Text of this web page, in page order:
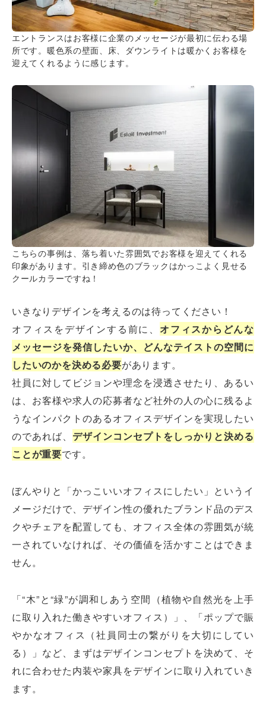
エントランスはお客様に企業のメッセージが最初に伝わる場
所です。暖色系の壁面、床、ダウンライトは暖かくお客様を
迎えてくれるように感じます。
こちらの事例は、落ち着いた雰囲気でお客様を迎えてくれる
印象があります。引き締め色のブラックはかっこよく見せる
クールカラーですね！
いきなりデザインを考えるのは待ってください！
オフィスをデザインする前に、 オフィスからどんな
メッセージを発信したいか、どんなテイストの空間に
したいのかを決める必要があります。
社員に対してビジョンや理念を浸透させたり、あるい
は、お客様や求人の応募者など社外の人の心に残るよ
うなインパクトのあるオフィスデザインを実現したい
のであれば、 デザインコンセプトをしっかりと決める
ことが重要です。
ぼんやりと「かっこいいオフィスにしたい」というイ
メージだけで、デザイン性の優れたブランド品のデス
クやチェアを配置しても、オフィス全体の雰囲気が統
一されていなければ、その価値を活かすことはできま
せん。
「“木”と“緑”が調和しあう空間（植物や自然光を上手
に取り入れた働きやすいオフィス）」、「ポップで賑
やかなオフィス（社員同士の繋がりを大切にしてい
る）」など、まずはデザインコンセプトを決めて、そ
れに合わせた内装や家具をデザインに取り入れていき
ます。